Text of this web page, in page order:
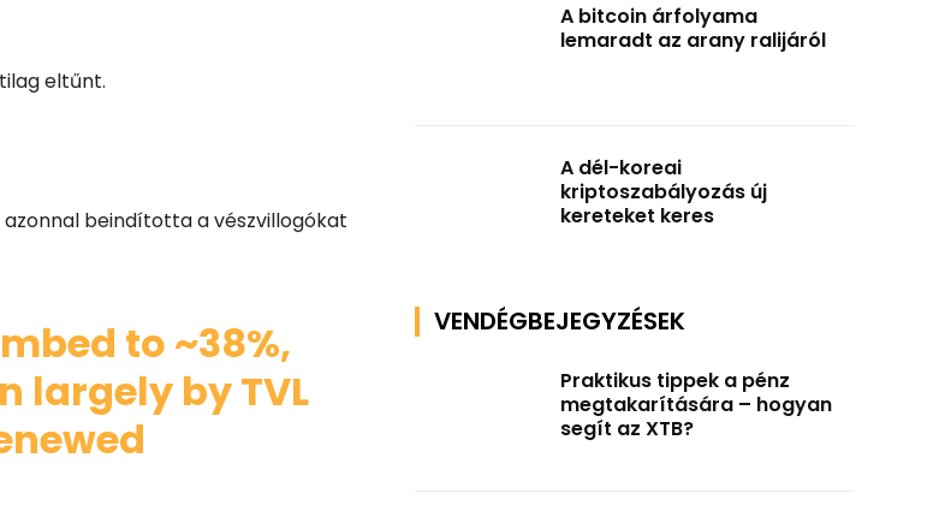
eltűnt.
azonnal beindította a vészvillogókat
to ~38%,
largely by TVL
A bitcoin árfolyama
lemaradt az arany ralijáról
A dél-koreai
kriptoszabályozás új
kereteket keres
VENDÉGBEJEGYZÉSEK
Praktikus tippek a pénz
megtakarítására – hogyan
segít az XTB?